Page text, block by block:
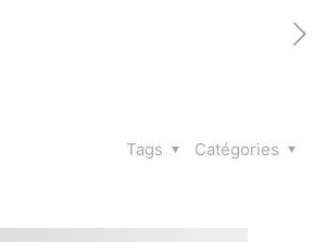
Catégories
Tags